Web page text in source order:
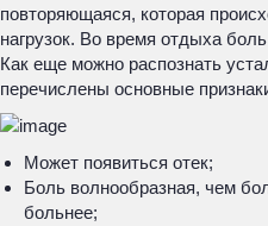
повторяющаяся, которая
нагрузок. Во время отдыха боль
Как еще можно распознать
перечислены основные
Может появиться отек;
Боль волнообразная, чем
больнее;